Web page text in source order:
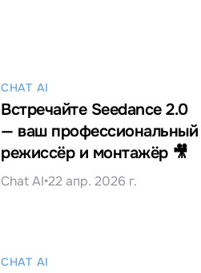
CHAT AI
Встречайте Seedance 2.0
— ваш профессиональный
режиссёр и монтажёр 🎥
Chat AI•22 апр. 2026 г.
CHAT AI